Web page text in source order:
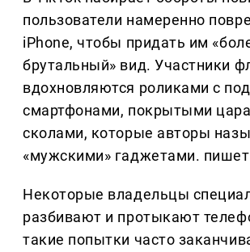
пользователи намеренно
iPhone, чтобы придать им
брутальный» вид. Участники
вдохновляются роликами с
смартфонами, покрытыми
сколами, которые авторы
«мужскими» гаджетами. пишет
Некоторые владельцы
разбивают и протыкают
такие попытки часто